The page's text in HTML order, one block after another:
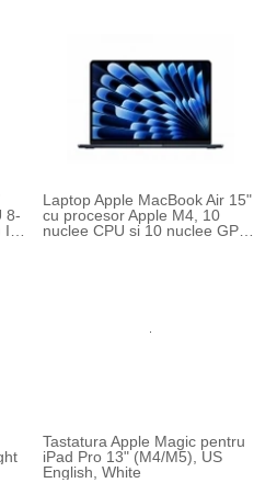
8-
Laptop Apple MacBook Air 15"
cu procesor Apple M4, 10
nuclee CPU si 10 nuclee GPU,
Tastatura Apple Magic pentru
iPad Pro 13" (M4/M5), US
English, White